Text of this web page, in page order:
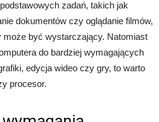
zadań, takich jak
dokumentów czy oglądanie filmów,
być wystarczający. Natomiast
do bardziej wymagających
edycja wideo czy gry, to warto
procesor.